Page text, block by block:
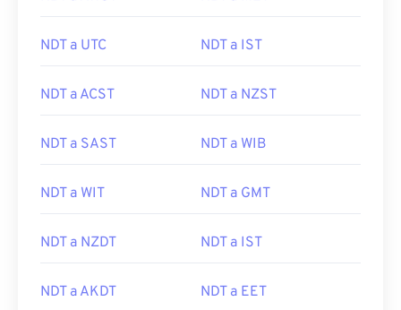
NDT a UTC NDT a IST
NDT a ACST NDT a NZST
NDT a SAST NDT a WIB
NDT a WIT NDT a GMT
NDT a NZDT NDT a IST
NDT a AKDT NDT a EET